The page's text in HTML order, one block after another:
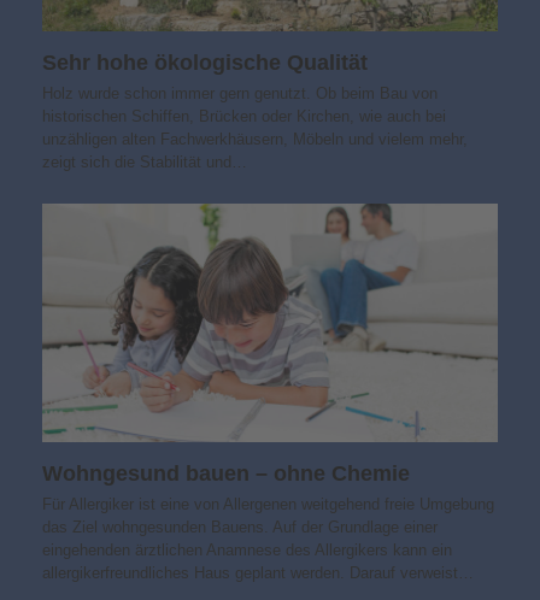
Sehr hohe ökologische Qualität
Holz wurde schon immer gern genutzt. Ob beim Bau von
historischen Schiffen, Brücken oder Kirchen, wie auch bei
unzähligen alten Fachwerkhäusern, Möbeln und vielem mehr,
zeigt sich die Stabilität und…
Wohngesund bauen – ohne Chemie
Für Allergiker ist eine von Allergenen weitgehend freie Umgebung
das Ziel wohngesunden Bauens. Auf der Grundlage einer
eingehenden ärztlichen Anamnese des Allergikers kann ein
allergikerfreundliches Haus geplant werden. Darauf verweist…